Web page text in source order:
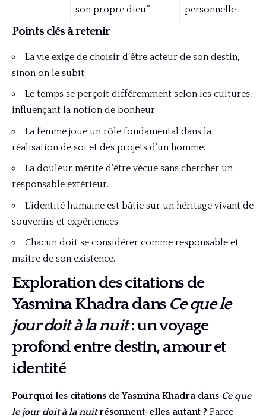
son propre dieu.”
personnelle
Points clés à retenir
La vie exige de choisir d’être acteur de son destin,
sinon on le subit.
Le temps se perçoit différemment selon les cultures,
influençant la notion de bonheur.
La femme joue un rôle fondamental dans la
réalisation de soi et des projets d’un homme.
La douleur mérite d’être vécue sans chercher un
responsable extérieur.
L’identité humaine est bâtie sur un héritage vivant de
souvenirs et expériences.
Chacun doit se considérer comme responsable et
maître de son existence.
Exploration des citations de
Yasmina Khadra dans Ce que le
jour doit à la nuit: un voyage
profond entre destin, amour et
identité
Pourquoi les citations de Yasmina Khadra dans Ce que
le jour doit à la nuitrésonnent-elles autant ? Parce